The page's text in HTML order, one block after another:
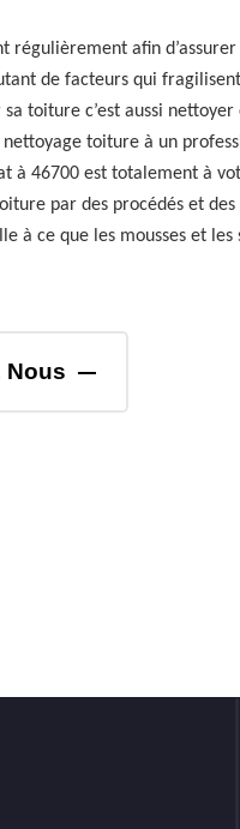
régulièrement afin
de facteurs qui
toiture c’est aussi
toiture à un
à 46700 est totalement à
par des procédés et
à ce que les mousses et
Nous